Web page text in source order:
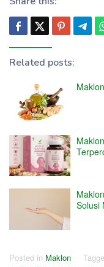
Related posts:
Solusi
Posted in Maklon